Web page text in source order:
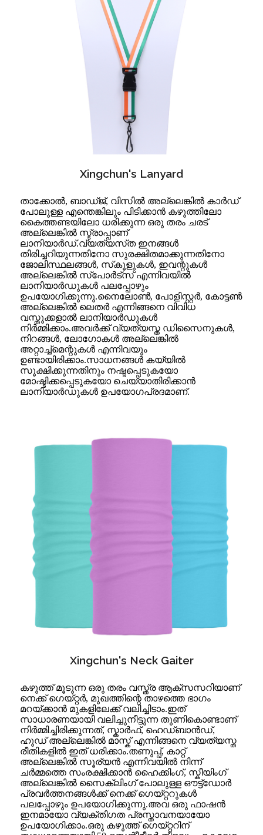
Xingchun's Lanyard
താക്കോൽ, ബാഡ്ജ്, വിസിൽ അല്ലെങ്കിൽ കാർഡ്
പോലുള്ള എന്തെങ്കിലും പിടിക്കാൻ കഴുത്തിലോ
കൈത്തണ്ടയിലോ ധരിക്കുന്ന ഒരു തരം ചരട്
അല്ലെങ്കിൽ സ്ട്രാപ്പാണ്
ലാനിയാർഡ്.വ്യത്യസ്‌ത ഇനങ്ങൾ
തിരിച്ചറിയുന്നതിനോ സുരക്ഷിതമാക്കുന്നതിനോ
ജോലിസ്ഥലങ്ങൾ, സ്‌കൂളുകൾ, ഇവന്റുകൾ
അല്ലെങ്കിൽ സ്‌പോർട്‌സ് എന്നിവയിൽ
ലാനിയാർഡുകൾ പലപ്പോഴും
ഉപയോഗിക്കുന്നു.നൈലോൺ, പോളിസ്റ്റർ, കോട്ടൺ
അല്ലെങ്കിൽ ലെതർ എന്നിങ്ങനെ വിവിധ
വസ്തുക്കളാൽ ലാനിയാർഡുകൾ
നിർമ്മിക്കാം.അവർക്ക് വ്യത്യസ്ത ഡിസൈനുകൾ,
നിറങ്ങൾ, ലോഗോകൾ അല്ലെങ്കിൽ
അറ്റാച്ച്‌മെന്റുകൾ എന്നിവയും
ഉണ്ടായിരിക്കാം.സാധനങ്ങൾ കയ്യിൽ
സൂക്ഷിക്കുന്നതിനും നഷ്ടപ്പെടുകയോ
മോഷ്ടിക്കപ്പെടുകയോ ചെയ്യാതിരിക്കാൻ
ലാനിയാർഡുകൾ ഉപയോഗപ്രദമാണ്.
Xingchun's Neck Gaiter
കഴുത്ത് മൂടുന്ന ഒരു തരം വസ്ത്ര ആക്സസറിയാണ്
നെക്ക് ഗെയ്റ്റർ, മുഖത്തിന്റെ താഴത്തെ ഭാഗം
മറയ്ക്കാൻ മുകളിലേക്ക് വലിച്ചിടാം.ഇത്
സാധാരണയായി വലിച്ചുനീട്ടുന്ന തുണികൊണ്ടാണ്
നിർമ്മിച്ചിരിക്കുന്നത്, സ്കാർഫ്, ഹെഡ്‌ബാൻഡ്,
ഹുഡ് അല്ലെങ്കിൽ മാസ്ക് എന്നിങ്ങനെ വ്യത്യസ്ത
രീതികളിൽ ഇത് ധരിക്കാം.തണുപ്പ്, കാറ്റ്
അല്ലെങ്കിൽ സൂര്യൻ എന്നിവയിൽ നിന്ന്
ചർമ്മത്തെ സംരക്ഷിക്കാൻ ഹൈക്കിംഗ്, സ്കീയിംഗ്
അല്ലെങ്കിൽ സൈക്ലിംഗ് പോലുള്ള ഔട്ട്ഡോർ
പ്രവർത്തനങ്ങൾക്ക് നെക്ക് ഗെയ്റ്ററുകൾ
പലപ്പോഴും ഉപയോഗിക്കുന്നു.അവ ഒരു ഫാഷൻ
ഇനമായോ വ്യക്തിഗത പ്രസ്താവനയായോ
ഉപയോഗിക്കാം.ഒരു കഴുത്ത് ഗെയ്റ്ററിന്